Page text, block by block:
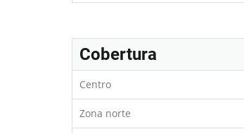
Cobertura
Centro
Zona norte
na região
Troca de filtro na região
Vila Suzana